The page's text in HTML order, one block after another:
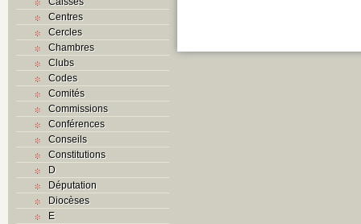
Centres
Cercles
Chambres
Clubs
Codes
Comités
Commissions
Conférences
Conseils
Constitutions
D
Députation
Diocèses
E